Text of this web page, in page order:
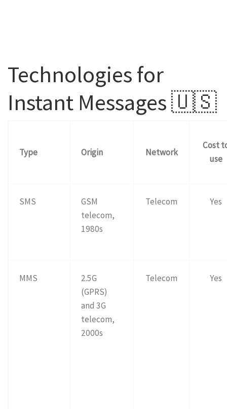
Technologies for
Instant Messages🇺🇸
Type Origin Network
Cost
use
SMS
GSM
telecom,
1980s
Telecom Yes
MMS
2.5G
(GPRS)
and 3G
telecom,
2000s
Telecom Yes